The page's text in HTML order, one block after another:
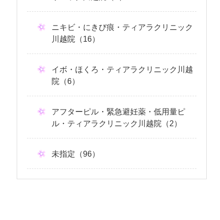
ニキビ・にきび痕・ティアラクリニック
川越院（16）
イボ・ほくろ・ティアラクリニック川越
院（6）
アフターピル・緊急避妊薬・低用量ピ
ル・ティアラクリニック川越院（2）
未指定（96）